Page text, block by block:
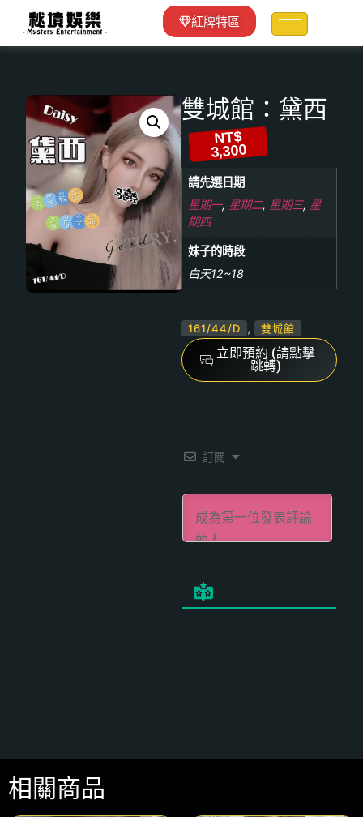
紅牌特區
雙城館：黛西
NT$
3,300
請先選日期
星期一, 星期二, 星期三, 星
期四
妹子的時段
白天12~18
161/44/D , 雙城館
立即預約 (請點擊
跳轉)
訂閱
相關商品